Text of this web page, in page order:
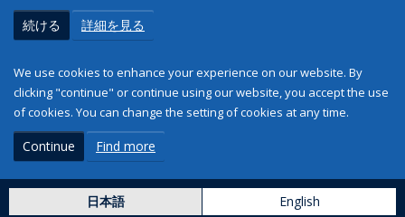
続ける 詳細を見る
We use cookies to enhance your experience on our website. By
clicking "continue" or continue using our website, you accept the use
of cookies. You can change the setting of cookies at any time.
Continue Find more
日本語 English